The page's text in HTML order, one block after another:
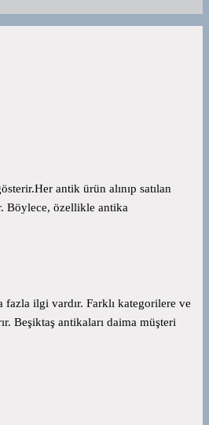
antik ürün alınıp satılan
Böylece, özellikle antika
fazla ilgi vardır. Farklı kategorilere ve
Beşiktaş antikaları daima müşteri